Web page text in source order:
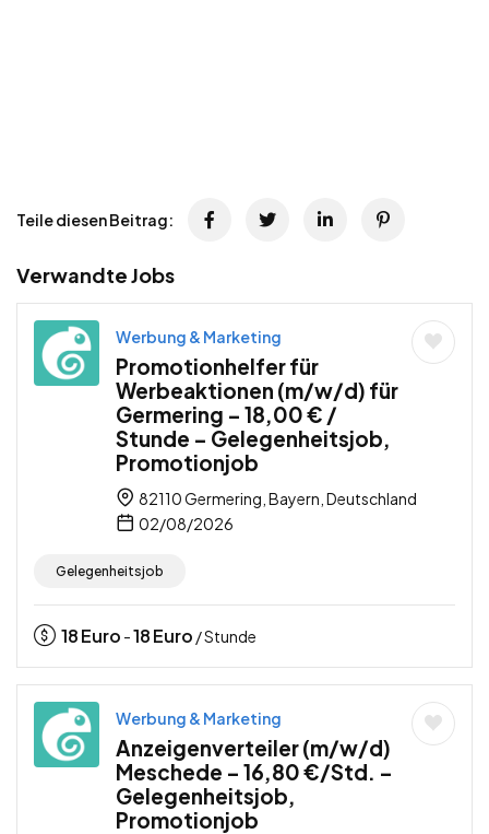
Teile diesen Beitrag:
Verwandte Jobs
Werbung & Marketing
Promotionhelfer für
Werbeaktionen (m/w/d) für
Germering – 18,00 € /
Stunde – Gelegenheitsjob,
Promotionjob
82110 Germering, Bayern, Deutschland
02/08/2026
Gelegenheitsjob
18Euro -18Euro / Stunde
Werbung & Marketing
Anzeigenverteiler (m/w/d)
Meschede – 16,80 €/Std. –
Gelegenheitsjob,
Promotionjob